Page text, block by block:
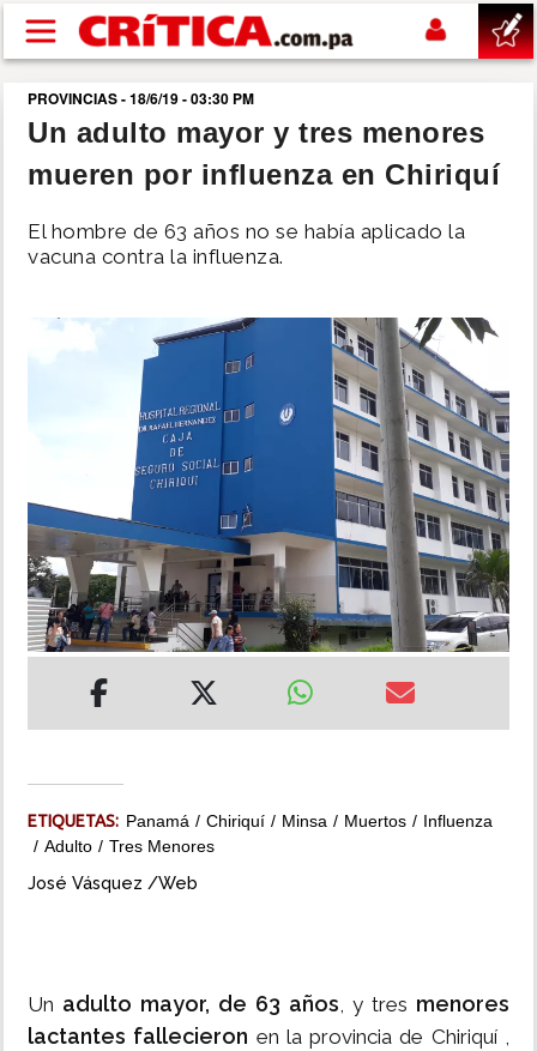
Pasar al contenido principal
buscar
SUCESOS
NACIONAL
MUNDO
INSÓLITAS
MULTIMEDIA
PROVINCIAS - 18/6/19 - 03:30 PM
Un adulto mayor y tres menores
mueren por influenza en Chiriquí
El hombre de 63 años no se había aplicado la
vacuna contra la influenza.
ETIQUETAS: Panamá Chiriquí Minsa Muertos
Influenza
Adulto
Tres Menores
José Vásquez /Web
Un adulto mayor, de 63 años, y tres menores
lactantes fallecieron en la provincia de Chiriquí ,